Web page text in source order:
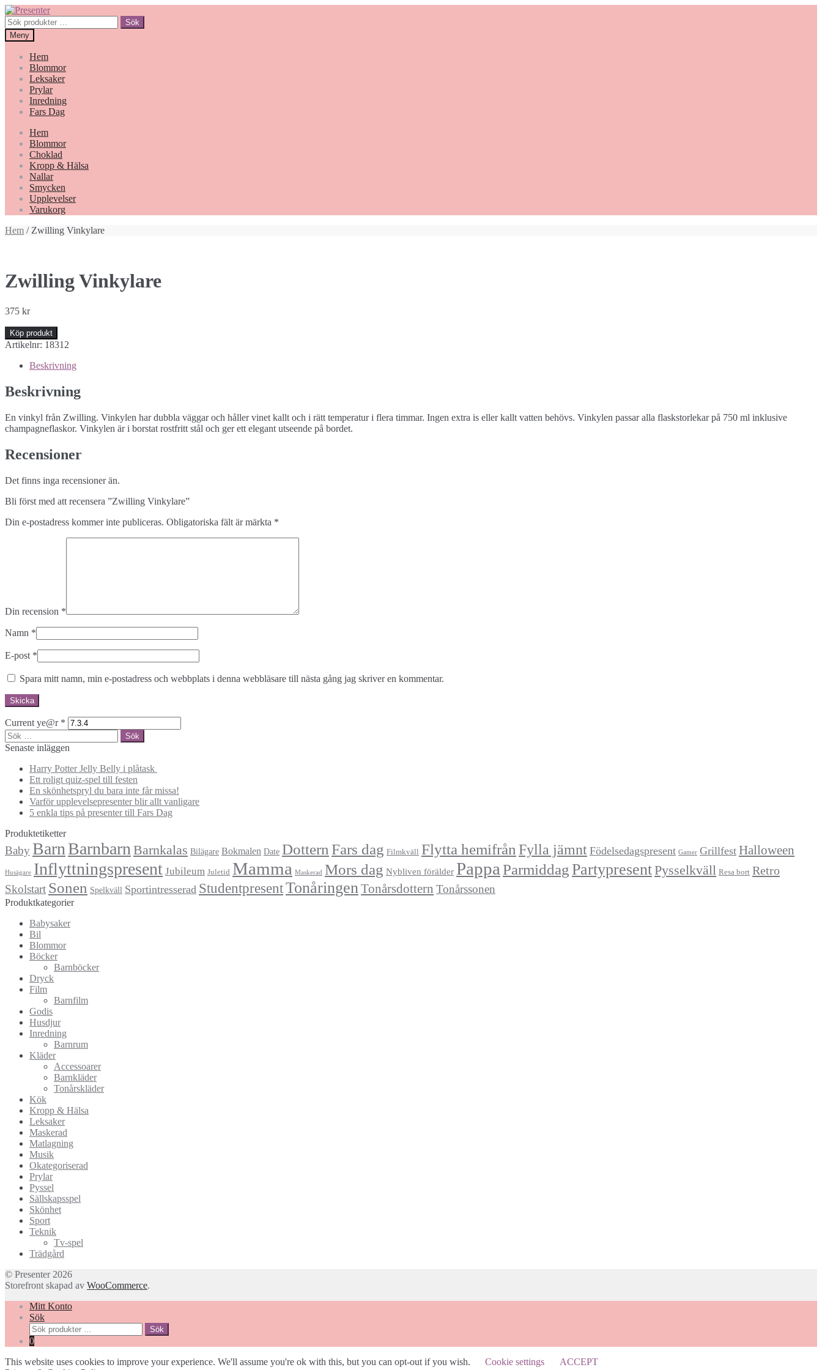
Hoppa
till
navigering
Gå
till
innehåll
Sök
efter:
Sök
Meny
Hem
Blommor
Leksaker
Prylar
Inredning
Fars Dag
Hem
Blommor
Choklad
Kropp & Hälsa
Nallar
Smycken
Upplevelser
Varukorg
Hem / Zwilling Vinkylare
Zwilling Vinkylare
375 kr
Köp produkt
Artikelnr: 18312
Beskrivning
Beskrivning
En vinkyl från Zwilling. Vinkylen har dubbla väggar och håller vinet kallt och i rätt temperatur i flera timmar. Ingen extra is eller kallt vatten behövs. Vinkylen passar alla flaskstorlekar på 750 ml inklusive
champagneflaskor. Vinkylen är i borstat rostfritt stål och ger ett elegant utseende på bordet.
Recensioner
Det finns inga recensioner än.
Bli först med att recensera ”Zwilling Vinkylare”
Din e-postadress kommer inte publiceras. Obligatoriska fält är märkta *
Din recension *
Namn *
E-post *
Spara mitt namn, min e-postadress och webbplats i denna webbläsare till nästa gång jag skriver en kommentar.
Current ye@r *
Sök
efter:
Senaste inläggen
Harry Potter Jelly Belly i plåtask
Ett roligt quiz-spel till festen
En skönhetspryl du bara inte får missa!
Varför upplevelsepresenter blir allt vanligare
5 enkla tips på presenter till Fars Dag
Produktetiketter
Baby Barn Barnbarn Barnkalas Bilägare Bokmalen Date Dottern Fars dag Filmkväll Flytta hemifrån Fylla jämnt Födelsedagspresent Gamer Grillfest Halloween
Husägare Inflyttningspresent Jubileum Juletid Mamma Maskerad Mors dag Nybliven förälder Pappa ParmiddagPartypresentPysselkväll Resa bort Retro
Skolstart Sonen Spelkväll Sportintresserad StudentpresentTonåringen Tonårsdottern Tonårssonen
Produktkategorier
Babysaker
Bil
Blommor
Böcker
Barnböcker
Dryck
Film
Barnfilm
Godis
Husdjur
Inredning
Barnrum
Kläder
Accessoarer
Barnkläder
Tonårskläder
Kök
Kropp & Hälsa
Leksaker
Maskerad
Matlagning
Musik
Okategoriserad
Prylar
Pyssel
Sällskapsspel
Skönhet
Sport
Teknik
Tv-spel
Trädgård
© Presenter 2026
Storefront skapad av WooCommerce.
Mitt Konto
Sök
Sök
efter:
Sök
0
This website uses cookies to improve your experience. We'll assume you're ok with this, but you can opt-out if you wish.
Cookie settings
ACCEPT